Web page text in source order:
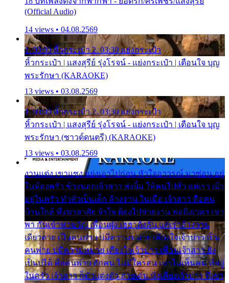
(Official Audio)
14 views • 04.08.2569
1. 00:00 หิ้วกระเป๋า 2. 03:30 แย่งกระเป๋า
หิ้วกระเป๋า | แสงสุรีย์ รุ่งโรจน์ - แย่งกระเป๋า | เตือนใจ บุญ
พระรักษา (KARAOKE)
13 views • 03.08.2569
1. 00:00 หิ้วกระเป๋า 2. 03:30 แย่งกระเป๋า
หิ้วกระเป๋า | แสงสุรีย์ รุ่งโรจน์ - แย่งกระเป๋า | เตือนใจ บุญ
พระรักษา (ซาวด์ดนตรี) (KARAOKE)
13 views • 03.08.2569
งานแต่ง เขาแซง แย่งเอาไปก่อน หัวใจอาวรณ์ มาซ่อน อยู่
ในห้องครัว ข้างนอกเจ้าสาว ส่งยิ้ม ให้คนไปทั่ว แต่เรา เฝ้า
อยู่ในครัว ทำตัวเป็นเด็ก ล้างจาน ในเมื่อ เจ้าสาว คือคน
บ้านใกล้ พึ่งพาอาศัย จำใจ ต้องไปช่วยงาน พอถึงเวลา เขา
พา กันเข้าพาขวัญ เพื่อนฝูง เฮฮาดังลั่น แต่เราล้างจาน
เดียวดาย เป็นคนพ่าย บ่มีความหมาย เคียงใจเจ้าบ่าว เป็น
คนพ่าย บ่มีความหมาย เคียงใจเจ้าบ่าว เพื่อนเจ้าสาว ยัง
เป็นบ่ได้ คือคนพ่าย ฮักคน ไม่มีใครสน เขาไม่เห็นคน ที่อยู่
ในครัว เจ้าสาว ก็มัวแต่งตัว สวยเด่น นั่งเคียงเจ้าบ่าว ที่เขา